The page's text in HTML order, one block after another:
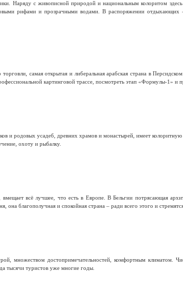
Наряду с живописной природой и национальным колоритом
рифами и прозрачными водами. В распоряжении
самая открытая и либеральная арабская страна в
картинговой трассе, посмотреть этап «Формулы-1» и
и родовых усадеб, древних храмов и монастырей, имеет
охоту и рыбалку.
всё лучшее, что есть в Европе. В Бельгии потрясающая
благополучная и спокойная страна – ради всего этого и
множеством достопримечательностей, комфортным климатом.
тысячи туристов уже многие годы.